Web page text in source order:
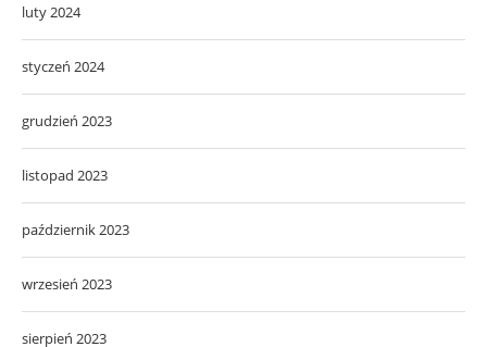
luty 2024
styczeń 2024
grudzień 2023
listopad 2023
październik 2023
wrzesień 2023
sierpień 2023